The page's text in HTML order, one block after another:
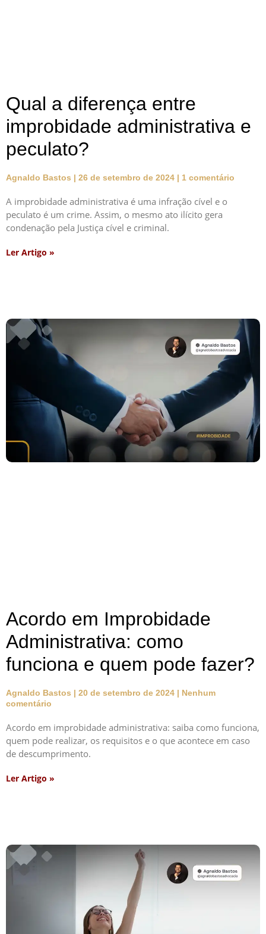
Qual a diferença entre
improbidade administrativa e
peculato?
Agnaldo Bastos 26 de setembro de 2024 1 comentário
A improbidade administrativa é uma infração cível e o
peculato é um crime. Assim, o mesmo ato ilícito gera
condenação pela Justiça cível e criminal.
Ler Artigo »
Acordo em Improbidade
Administrativa: como
funciona e quem pode fazer?
Agnaldo Bastos 20 de setembro de 2024
Nenhum
comentário
Acordo em improbidade administrativa: saiba como funciona,
quem pode realizar, os requisitos e o que acontece em caso
de descumprimento.
Ler Artigo »